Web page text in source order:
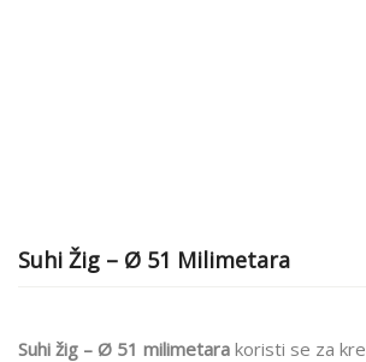
Suhi Žig – Ø 51 Milimetara
Suhi žig – Ø 51 milimetara koristi se za